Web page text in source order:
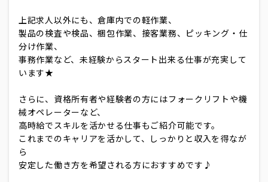
上記求人以外にも、倉庫内での軽作業、
製品の検査や検品、梱包作業、接客業務、ピッキング・仕
分け作業、
事務作業など、未経験からスタート出来る仕事が充実して
います★
さらに、資格所有者や経験者の方にはフォークリフトや機
械オペレーターなど、
高時給でスキルを活かせる仕事もご紹介可能です。
これまでのキャリアを活かして、しっかりと収入を得なが
ら
安定した働き方を希望される方におすすめです♪